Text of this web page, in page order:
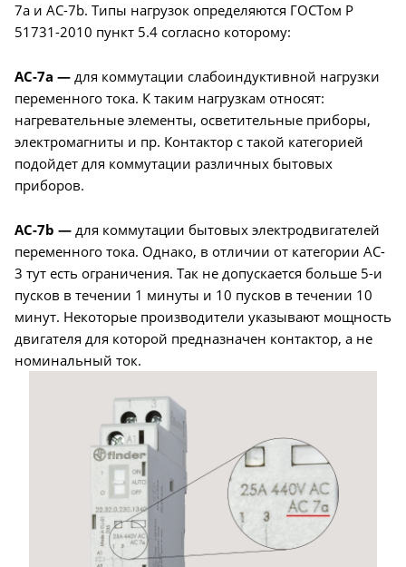
7a и AC-7b. Типы нагрузок определяются ГОСТом Р
51731-2010 пункт 5.4 согласно которому:
AC-7a — для коммутации слабоиндуктивной нагрузки
переменного тока. К таким нагрузкам относят:
нагревательные элементы, осветительные приборы,
электромагниты и пр. Контактор с такой категорией
подойдет для коммутации различных бытовых
приборов.
AC-7b — для коммутации бытовых электродвигателей
переменного тока. Однако, в отличии от категории AC-
3 тут есть ограничения. Так не допускается больше 5-и
пусков в течении 1 минуты и 10 пусков в течении 10
минут. Некоторые производители указывают мощность
двигателя для которой предназначен контактор, а не
номинальный ток.